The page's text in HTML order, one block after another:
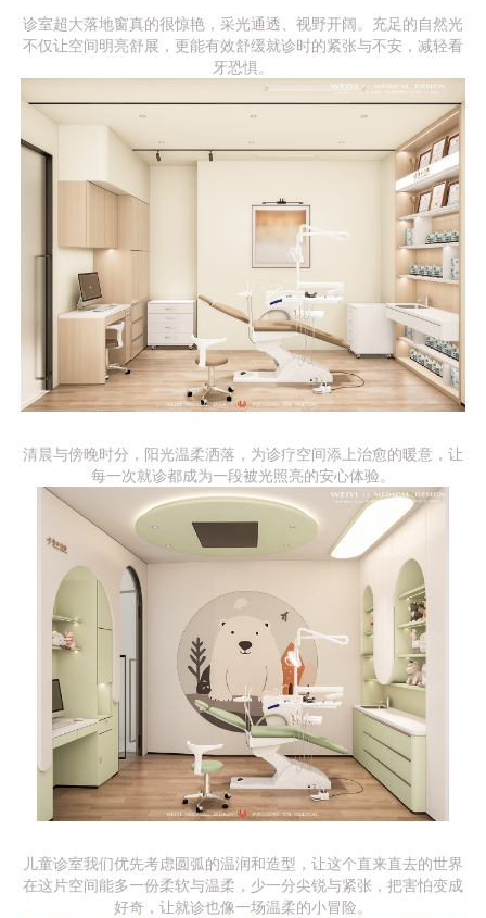
诊室超大落地窗真的很惊艳，采光通透、视野开阔。充足的自然光
不仅让空间明亮舒展，更能有效舒缓就诊时的紧张与不安，减轻看
牙恐惧。
清晨与傍晚时分，阳光温柔洒落，为诊疗空间添上治愈的暖意，让
每一次就诊都成为一段被光照亮的安心体验。
儿童诊室我们优先考虑圆弧的温润和造型，让这个直来直去的世界
在这片空间能多一份柔软与温柔，少一分尖锐与紧张，把害怕变成
好奇，让就诊也像一场温柔的小冒险。